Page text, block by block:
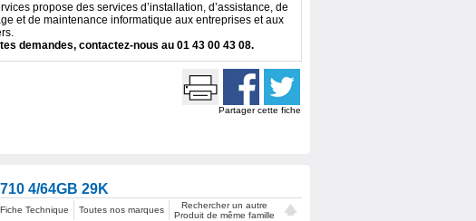
propose des services d’installation, d’assistance, de
et de maintenance informatique aux entreprises et aux
demandes, contactez-nous au 01 43 00 43 08.
Partager cette fiche
4/64GB 29K
Fiche Technique Toutes nos marques
Rechercher un autre
Produit de même famille